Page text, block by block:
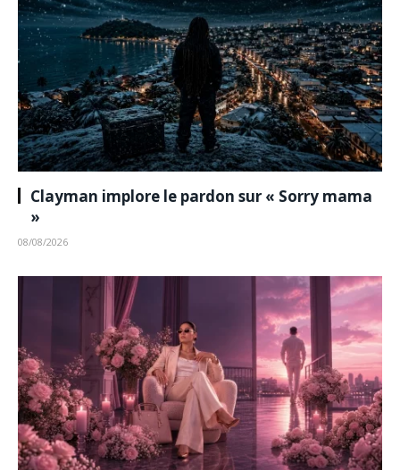
Clayman implore le pardon sur « Sorry mama
»
08/08/2026